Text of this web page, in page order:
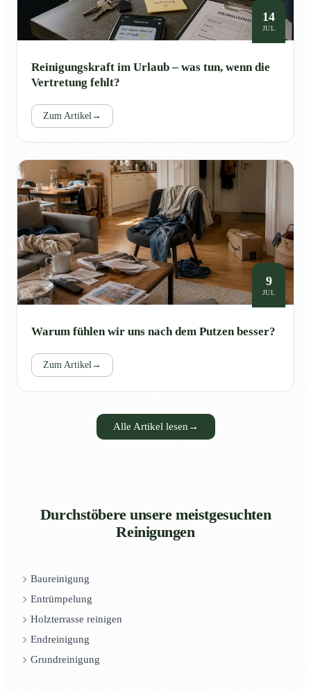
14
JUL
Reinigungskraft im Urlaub – was tun, wenn die
Vertretung fehlt?
Zum Artikel→
9
JUL
Warum fühlen wir uns nach dem Putzen besser?
Zum Artikel→
Alle Artikel lesen →
Durchstöbere unsere meistgesuchten
Reinigungen
Baureinigung
Entrümpelung
Holzterrasse reinigen
Endreinigung
Grundreinigung